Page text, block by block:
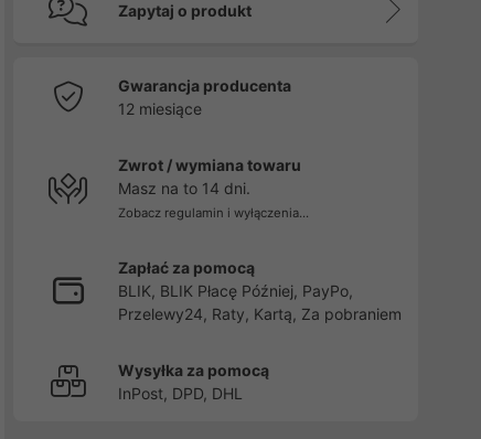
Zapytaj o produkt
Gwarancja producenta
12 miesiące
Zwrot / wymiana towaru
Masz na to 14 dni.
Zobacz regulamin i wyłączenia...
Zapłać za pomocą
BLIK, BLIK Płacę Później, PayPo,
Przelewy24, Raty, Kartą, Za pobraniem
Wysyłka za pomocą
InPost, DPD, DHL